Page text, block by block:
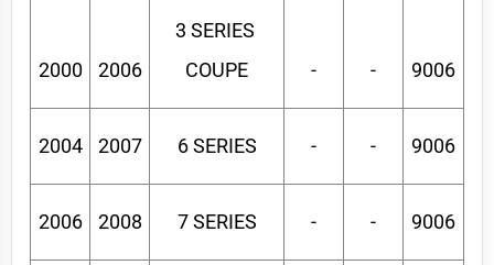
2000 2006
3 SERIES
COUPE
- - 9006
2004 2007 6 SERIES - - 9006
2006 2008 7 SERIES - - 9006